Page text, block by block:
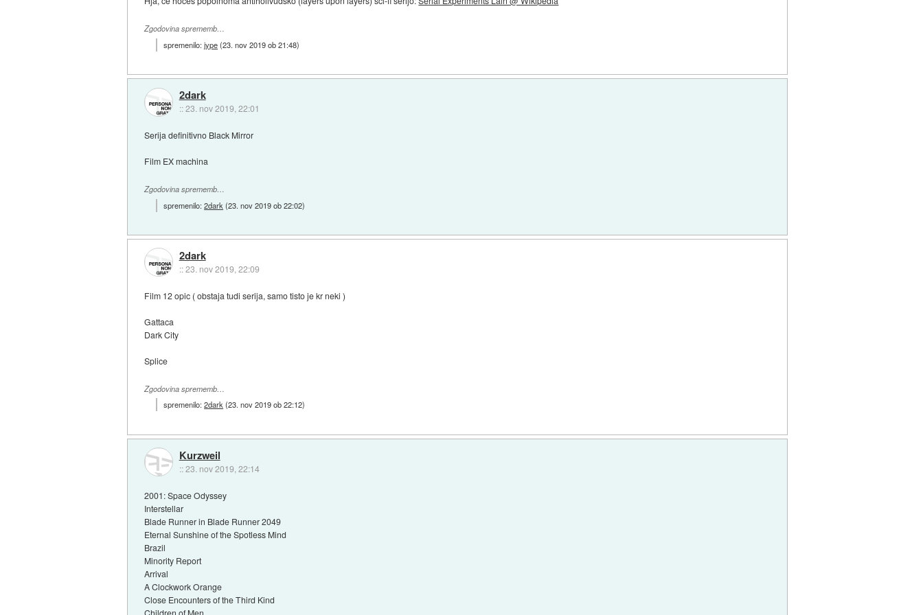
Zgodovina sprememb…
spremenilo:jype(23. nov 2019 ob 21:48)
2dark
::23. nov 2019, 22:01
Serija definitivno Black Mirror
Film EX machina
Zgodovina sprememb…
spremenilo:2dark (23. nov 2019 ob 22:02)
2dark
::23. nov 2019, 22:09
Film 12 opic ( obstaja tudi serija, samo tisto je kr neki )
Gattaca
Dark City
Splice
Zgodovina sprememb…
spremenilo:2dark(23. nov 2019 ob 22:12)
Kurzweil
::23. nov 2019, 22:14
2001: Space Odyssey
Interstellar
Blade Runner in Blade Runner 2049
Eternal Sunshine of the Spotless Mind
Brazil
Minority Report
Arrival
A Clockwork Orange
Close Encounters of the Third Kind
Children of Men